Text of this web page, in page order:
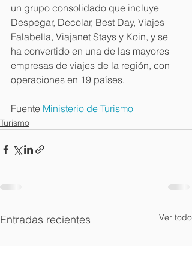
un grupo consolidado que incluye
Despegar, Decolar, Best Day, Viajes
Falabella, Viajanet Stays y Koin, y se
ha convertido en una de las mayores
empresas de viajes de la región, con
operaciones en 19 países.
Fuente Ministerio de Turismo
Turismo
Entradas recientes Ver todo